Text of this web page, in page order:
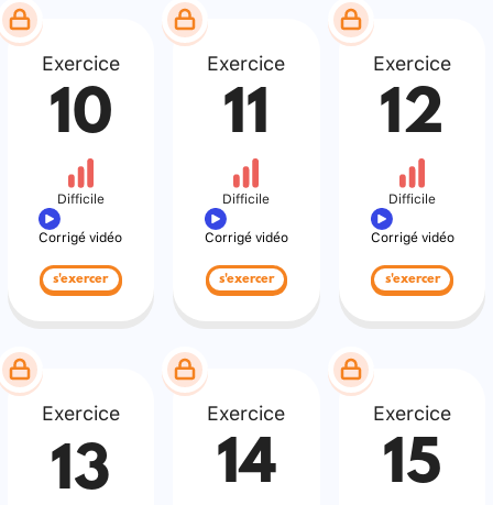
Exercice
10
Difficile
Corrigé vidéo
s'exercer
Exercice
11
Difficile
Corrigé vidéo
s'exercer
Exercice
12
Difficile
Corrigé vidéo
s'exercer
Exercice
13
Exercice
14
Exercice
15